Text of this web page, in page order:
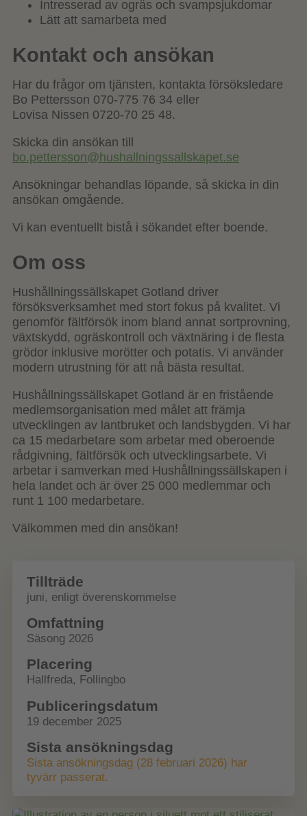
Intresserad av ogräs och svampsjukdomar
Lätt att samarbeta med
Kontakt och ansökan
Har du frågor om tjänsten, kontakta försöksledare
Bo Pettersson 070-775 76 34 eller
Lovisa Nissen 0720-70 25 48.
Skicka din ansökan till
bo.pettersson@hushallningssallskapet.se
Ansökningar behandlas löpande, så skicka in din
ansökan omgående.
Vi kan eventuellt bistå i sökandet efter boende.
Om oss
Hushållningssällskapet Gotland driver
försöksverksamhet med stort fokus på kvalitet. Vi
genomför fältförsök inom bland annat sortprovning,
växtskydd, ogräskontroll och växtnäring i de flesta
grödor inklusive morötter och potatis. Vi använder
modern utrustning för att nå bästa resultat.
Hushållningssällskapet Gotland är en fristående
medlemsorganisation med målet att främja
utvecklingen av lantbruket och landsbygden. Vi har
ca 15 medarbetare som arbetar med oberoende
rådgivning, fältförsök och utvecklingsarbete. Vi
arbetar i samverkan med Hushållningssällskapen i
hela landet och är över 25 000 medlemmar och
runt 1 100 medarbetare.
Välkommen med din ansökan!
Tillträde
juni, enligt överenskommelse
Omfattning
Säsong 2026
Placering
Hallfreda, Follingbo
Publiceringsdatum
19 december 2025
Sista ansökningsdag
Sista ansökningsdag (28 februari 2026) har
tyvärr passerat.